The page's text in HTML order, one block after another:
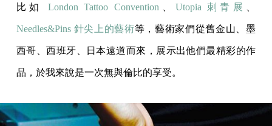
比如London Tattoo Convention Utopia 刺青展
Needles&Pins 針尖上的藝術等，藝術家們從舊金山、墨
西哥、西班牙、日本遠道而來，展示出他們最精彩的作
品，於我來說是一次無與倫比的享受。